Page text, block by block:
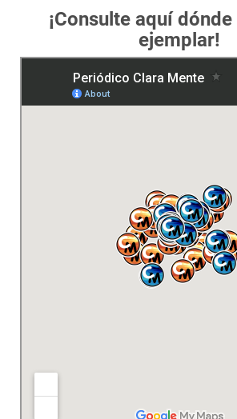
¡Consulte aquí
ejemplar!